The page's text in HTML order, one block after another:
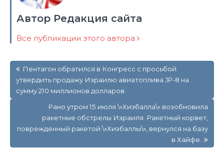
Автор Редакция сайта
Все публикации этого автора
по
записям
Пентагон обратился в Конгресс с просьбой
утвердить продажу Израилю авиатоплива JP-8 на
сумму 210 миллионов долларов.
Рано утром 15 июля \»Хизбалла\» возобновила
ракетные обстрелы Израиля. Ракетный корвет,
поврежденный ракетой \»Хизбаллы\», вернулся на базу
в Хайфе.